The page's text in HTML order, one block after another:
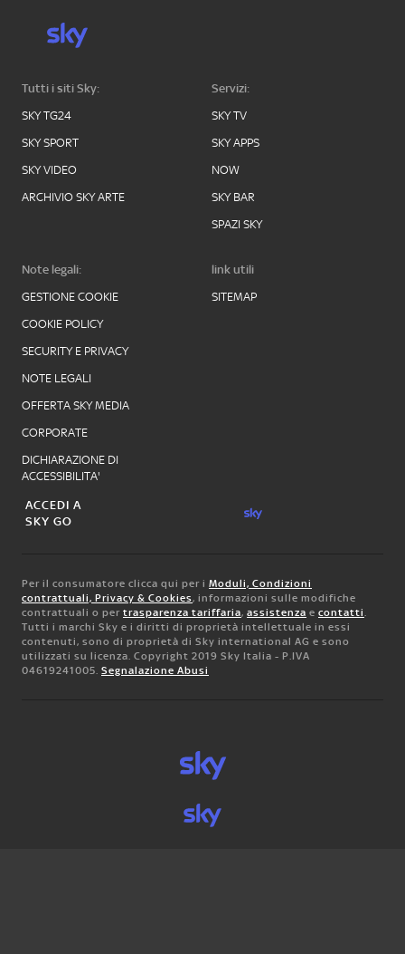
Tutti i siti Sky:
SKY TG24
SKY SPORT
SKY VIDEO
ARCHIVIO SKY ARTE
Servizi:
SKY TV
SKY APPS
NOW
SKY BAR
SPAZI SKY
Note legali:
GESTIONE COOKIE
COOKIE POLICY
SECURITY E PRIVACY
NOTE LEGALI
OFFERTA SKY MEDIA
CORPORATE
DICHIARAZIONE DI
ACCESSIBILITA'
link utili
SITEMAP
ACCEDI A
SKY GO
Per il consumatore clicca qui per i Moduli, Condizioni
contrattuali, Privacy & Cookies, informazioni sulle modifiche
contrattuali o per trasparenza tariffaria, assistenza e contatti.
Tutti i marchi Sky e i diritti di proprietà intellettuale in essi
contenuti, sono di proprietà di Sky international AG e sono
utilizzati su licenza. Copyright 2019 Sky Italia - P.IVA
04619241005. Segnalazione Abusi